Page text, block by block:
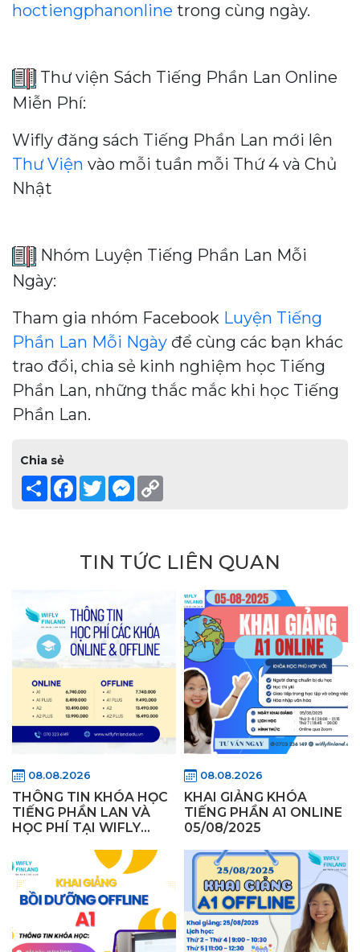
hoctiengphanonline trong cùng ngày.
Thư viện Sách Tiếng Phần Lan Online
Miễn Phí:
Wifly đăng sách Tiếng Phần Lan mới lên
Thư Viện vào mỗi tuần mỗi Thứ 4 và Chủ
Nhật
Nhóm Luyện Tiếng Phần Lan Mỗi
Ngày:
Tham gia nhóm Facebook Luyện Tiếng
Phần Lan Mỗi Ngày để cùng các bạn khác
trao đổi, chia sẻ kinh nghiệm học Tiếng
Phần Lan, những thắc mắc khi học Tiếng
Phần Lan.
Chia sẻ
Share Facebook
TwitterMessenger
TIN TỨC LIÊN QUAN
08.08.2026
THÔNG TIN KHÓA HỌC
TIẾNG PHẦN LAN VÀ
HỌC PHÍ TẠI WIFLY
08.08.2026
KHAI GIẢNG KHÓA
TIẾNG PHẦN A1 ONLINE
05/08/2025